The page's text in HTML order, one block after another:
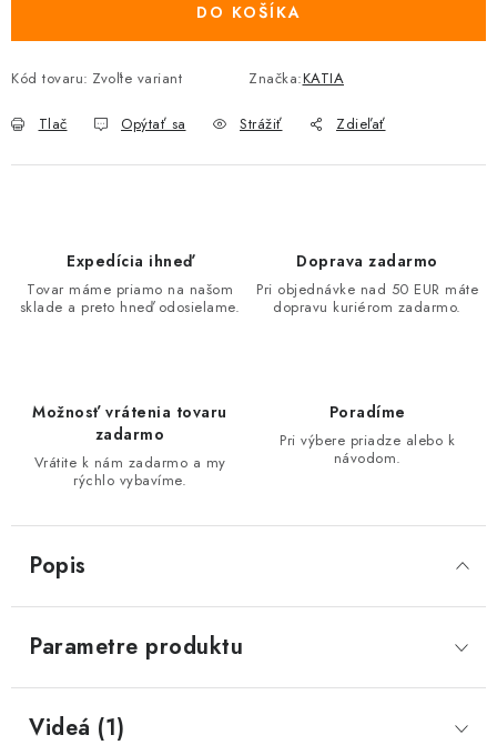
DO KOŠÍKA
Kód tovaru: Zvoľte variant Značka:KATIA
Tlač Opýtať sa Strážiť Zdieľať
Expedícia ihneď
Tovar máme priamo na našom
sklade a preto hneď odosielame.
Doprava zadarmo
Pri objednávke nad 50 EUR máte
dopravu kuriérom zadarmo.
Možnosť vrátenia tovaru
zadarmo
Vrátite k nám zadarmo a my
rýchlo vybavíme.
Poradíme
Pri výbere priadze alebo k
návodom.
Popis
Parametre produktu
Videá (1)